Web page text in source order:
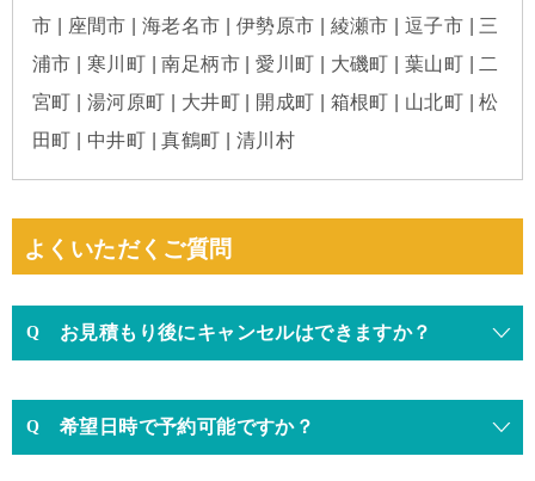
市 | 座間市 | 海老名市 | 伊勢原市 | 綾瀬市 | 逗子市 | 三
浦市 | 寒川町 | 南足柄市 | 愛川町 | 大磯町 | 葉山町 | 二
宮町 | 湯河原町 | 大井町 | 開成町 | 箱根町 | 山北町 | 松
田町 | 中井町 | 真鶴町 | 清川村
よくいただくご質問
お見積もり後にキャンセルはできますか？
希望日時で予約可能ですか？